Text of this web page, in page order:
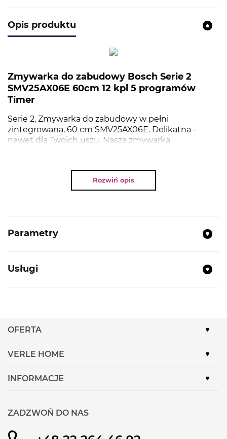
Opis produktu
Zmywarka do zabudowy Bosch Serie 2
SMV25AX06E 60cm 12 kpl 5 programów
Timer
Serie 2, Zmywarka do zabudowy w pełni
zintegrowana, 60 cm SMV25AX06E. Delikatna -
nawet dla Twoich uszu. Nasza zmywarka
Szerokość:
Ilość programów:
czerwony
Timer:Elektroniczne opóźnienie czasu startu
Materiał, z którego wykonana jest komora
Rackmatic: Regulacja wysokości górnego
kosza.
Rozwiń opis
Parametry
Usługi
OFERTA
VERLE HOME
INFORMACJE
ZADZWOŃ DO NAS